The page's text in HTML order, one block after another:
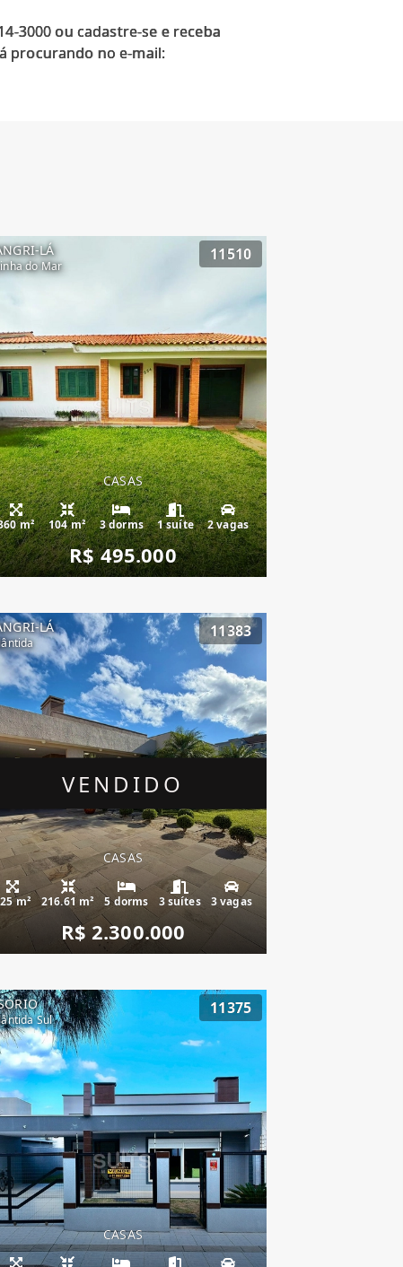
3000 ou cadastre-se e receba
procurando no e-mail:
LÁ
do Mar
11510
CASAS
m² 104 m² 3 dorms 1 suíte 2 vagas
R$ 495.000
VENDIDO
LÁ 11383
CASAS
m² 216.61 m² 5 dorms 3 suítes 3 vagas
R$ 2.300.000
Sul
11375
CASAS